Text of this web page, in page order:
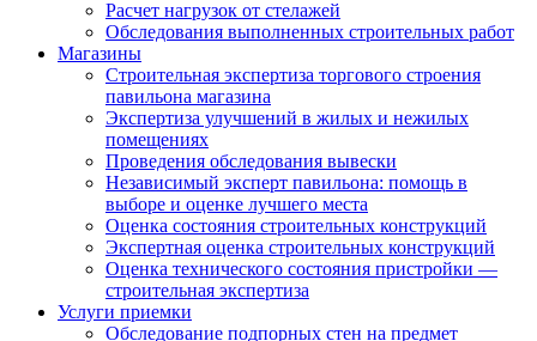
Расчет нагрузок от стелажей
Обследования выполненных строительных работ
Магазины
Строительная экспертиза торгового строения
павильона магазина
Экспертиза улучшений в жилых и нежилых
помещениях
Проведения обследования вывески
Независимый эксперт павильона: помощь в
выборе и оценке лучшего места
Оценка состояния строительных конструкций
Экспертная оценка строительных конструкций
Оценка технического состояния пристройки —
строительная экспертиза
Услуги приемки
Обследование подпорных стен на предмет